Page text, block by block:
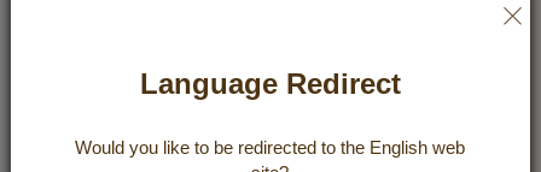
Seiten braten, bis sie goldbraun sind.
und in Würfel schneiden. Das
Language Redirect
Would you like to be redirected to the English web